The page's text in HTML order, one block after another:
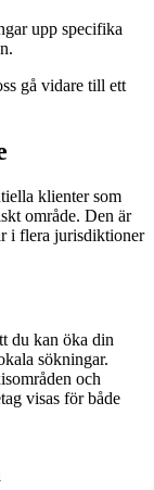
upp specifika
gå vidare till ett
klienter som
område. Den är
i flera jurisdiktioner
du kan öka din
sökningar.
och
visas för både